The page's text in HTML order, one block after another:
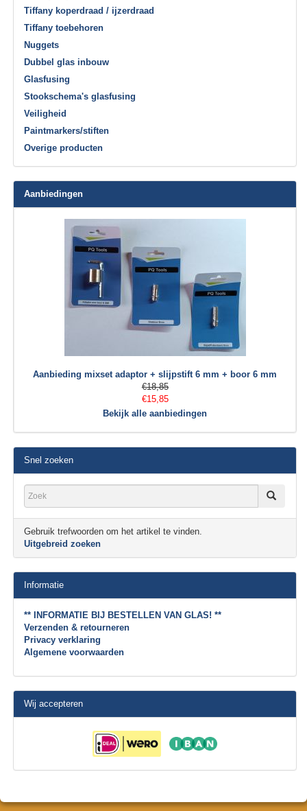
Tiffany koperdraad / ijzerdraad
Tiffany toebehoren
Nuggets
Dubbel glas inbouw
Glasfusing
Stookschema's glasfusing
Veiligheid
Paintmarkers/stiften
Overige producten
Aanbiedingen
Aanbieding mixset adaptor + slijpstift 6 mm + boor 6 mm
€18,85
€15,85
Bekijk alle aanbiedingen
Snel zoeken
Gebruik trefwoorden om het artikel te vinden.
Uitgebreid zoeken
Informatie
** INFORMATIE BIJ BESTELLEN VAN GLAS! **
Verzenden & retourneren
Privacy verklaring
Algemene voorwaarden
Wij accepteren